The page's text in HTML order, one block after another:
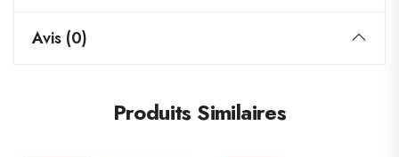
Avis (0)
Produits Similaires